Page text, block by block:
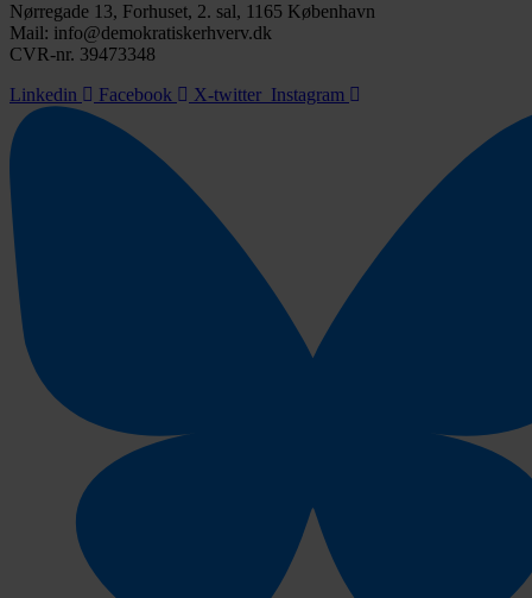
Nørregade 13, Forhuset, 2. sal, 1165 København
Mail: info@demokratiskerhverv.dk
CVR-nr. 39473348
Linkedin
Facebook X-twitter Instagram